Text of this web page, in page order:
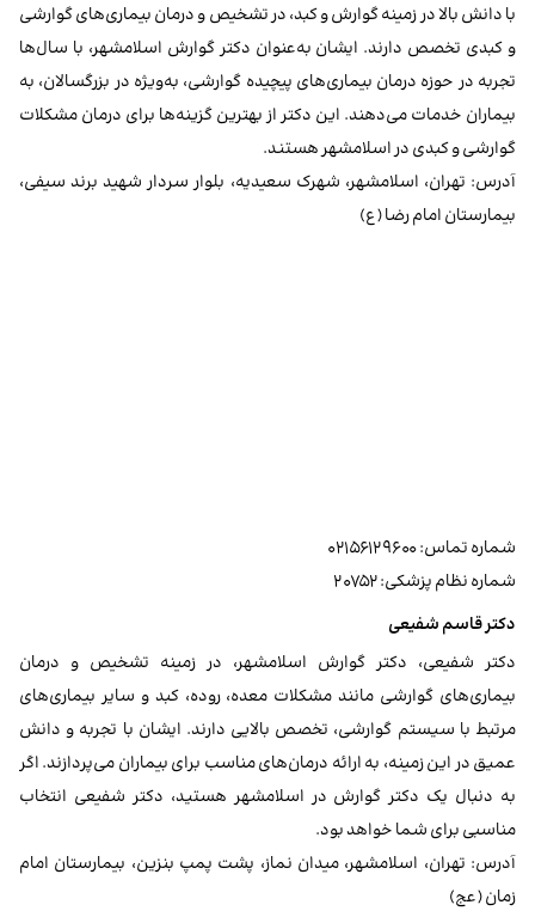
با دانش بالا در زمینه گوارش و کبد، در تشخیص و درمان بیماری‌های گوارشی
و کبدی تخصص دارند. ایشان به‌عنوان دکتر گوارش اسلامشهر، با سال‌ها
تجربه در حوزه درمان بیماری‌های پیچیده گوارشی، به‌ویژه در بزرگسالان، به
بیماران خدمات می‌دهند. این دکتر از بهترین گزینه‌ها برای درمان مشکلات
گوارشی و کبدی در اسلامشهر هستند.
آدرس: تهران، اسلامشهر، شهرک سعیدیه، بلوار سردار شهید برند سیفی،
بیمارستان امام رضا (ع)
شماره تماس: ۰۲۱۵۶۱۲۹۶۰۰
شماره نظام پزشکی: ۲۰۷۵۲
دکتر قاسم شفیعی
دکتر شفیعی، دکتر گوارش اسلامشهر، در زمینه تشخیص و درمان
بیماری‌های گوارشی مانند مشکلات معده، روده، کبد و سایر بیماری‌های
مرتبط با سیستم گوارشی، تخصص بالایی دارند. ایشان با تجربه و دانش
عمیق در این زمینه، به ارائه درمان‌های مناسب برای بیماران می‌پردازند. اگر
به دنبال یک دکتر گوارش در اسلامشهر هستید، دکتر شفیعی انتخاب
مناسبی برای شما خواهد بود.
آدرس: تهران، اسلامشهر، میدان نماز، پشت پمپ بنزین، بیمارستان امام
زمان (عج)